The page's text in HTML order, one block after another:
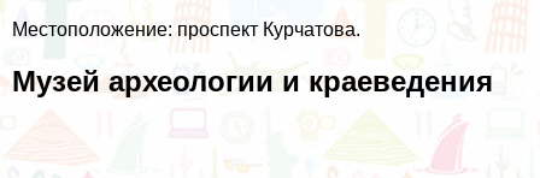
Местоположение: проспект Курчатова.
Музей археологии и краеведения